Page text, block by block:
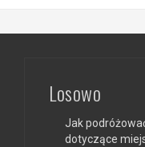
Losowo
Jak
dotyczące